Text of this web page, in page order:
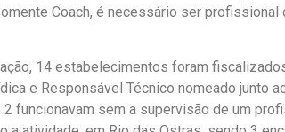
Coach, é necessário ser
14 estabelecimentos foram
e Responsável Técnico nomeado junto
2 funcionavam sem a supervisão de um